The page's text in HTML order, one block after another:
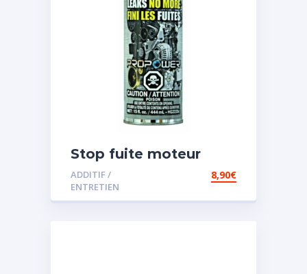
Stop fuite moteur
ADDITIF /
ENTRETIEN
8,90€